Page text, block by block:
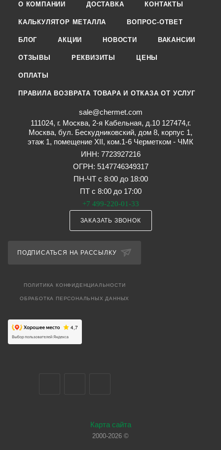
О КОМПАНИИ ДОСТАВКА КОНТАКТЫ
КАЛЬКУЛЯТОР МЕТАЛЛА ВОПРОС-ОТВЕТ
БЛОГ АКЦИИ НОВОСТИ ВАКАНСИИ
ОТЗЫВЫ РЕКВИЗИТЫ ЦЕНЫ
ОПЛАТЫ
ПРАВИЛА ВОЗВРАТА ТОВАРА И ОТКАЗА ОТ УСЛУГ
sale@chermet.com
111024, г. Москва, 2-я Кабельная, д.10 127474,г.
Москва, бул. Бескудниковский, дом 8, корпус 1,
этаж 1, помещение XII, ком.1-6 Черметком - ЧМК
ИНН: 7723927216
ОГРН: 5147746349317
ПН-ЧТ с 8:00 до 18:00
ПТ с 8:00 до 17:00
+7 499-220-01-33
ЗАКАЗАТЬ ЗВОНОК
ПОДПИСАТЬСЯ НА РАССЫЛКУ
ПОЛИТИКА КОНФИДЕНЦИАЛЬНОСТИ
ОБРАБОТКА ПЕРСОНАЛЬНЫХ ДАННЫХ
Карта сайта
2000-2026 ©